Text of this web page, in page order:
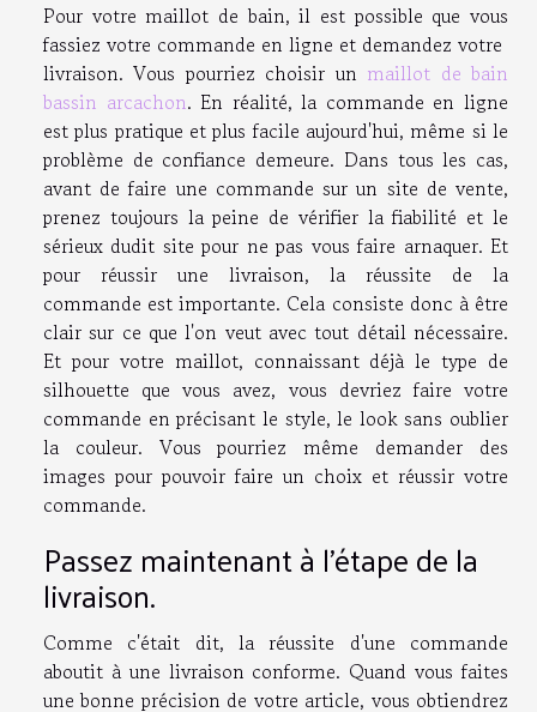
Pour votre maillot de bain, il est possible que vous
fassiez votre commande en ligne et demandez votre
livraison. Vous pourriez choisir un maillot de bain
bassin arcachon. En réalité, la commande en ligne
est plus pratique et plus facile aujourd'hui, même si le
problème de confiance demeure. Dans tous les cas,
avant de faire une commande sur un site de vente,
prenez toujours la peine de vérifier la fiabilité et le
sérieux dudit site pour ne pas vous faire arnaquer. Et
pour réussir une livraison, la réussite de la
commande est importante. Cela consiste donc à être
clair sur ce que l'on veut avec tout détail nécessaire.
Et pour votre maillot, connaissant déjà le type de
silhouette que vous avez, vous devriez faire votre
commande en précisant le style, le look sans oublier
la couleur. Vous pourriez même demander des
images pour pouvoir faire un choix et réussir votre
commande.
Passez maintenant à l'étape de la
livraison.
Comme c'était dit, la réussite d'une commande
aboutit à une livraison conforme. Quand vous faites
une bonne précision de votre article, vous obtiendrez